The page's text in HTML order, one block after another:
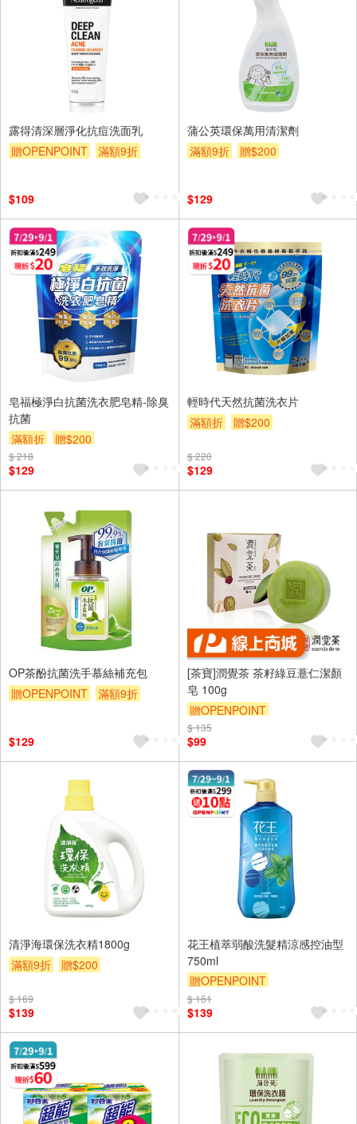
露得清深層淨化抗痘洗面乳
贈OPENPOINT
滿額9折
$109
蒲公英環保萬用清潔劑
滿額9折
贈$200
$129
皂福極淨白抗菌洗衣肥皂精-除臭
抗菌
滿額折
贈$200
$ 218
$129
輕時代天然抗菌洗衣片
滿額折
贈$200
$ 220
$129
OP茶酚抗菌洗手慕絲補充包
贈OPENPOINT
滿額9折
$129
[茶寶]潤覺茶 茶籽綠豆薏仁潔顏
皂 100g
贈OPENPOINT
$ 135
$99
清淨海環保洗衣精1800g
滿額9折
贈$200
$ 169
$139
花王植萃弱酸洗髮精涼感控油型
750ml
贈OPENPOINT
贈OPENPOINT
贈$200
$ 161
$139